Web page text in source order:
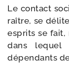
Le contact
raître, se
esprits se fait,
dans lequel
dépen­dants